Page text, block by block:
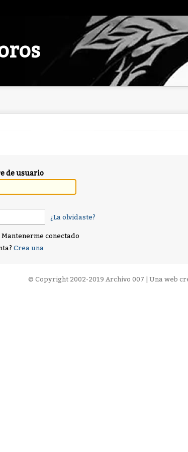
de usuario
¿La olvidaste?
Mantenerme conectado
Crea una
© Copyright 2002-2019 Archivo 007 | Una web